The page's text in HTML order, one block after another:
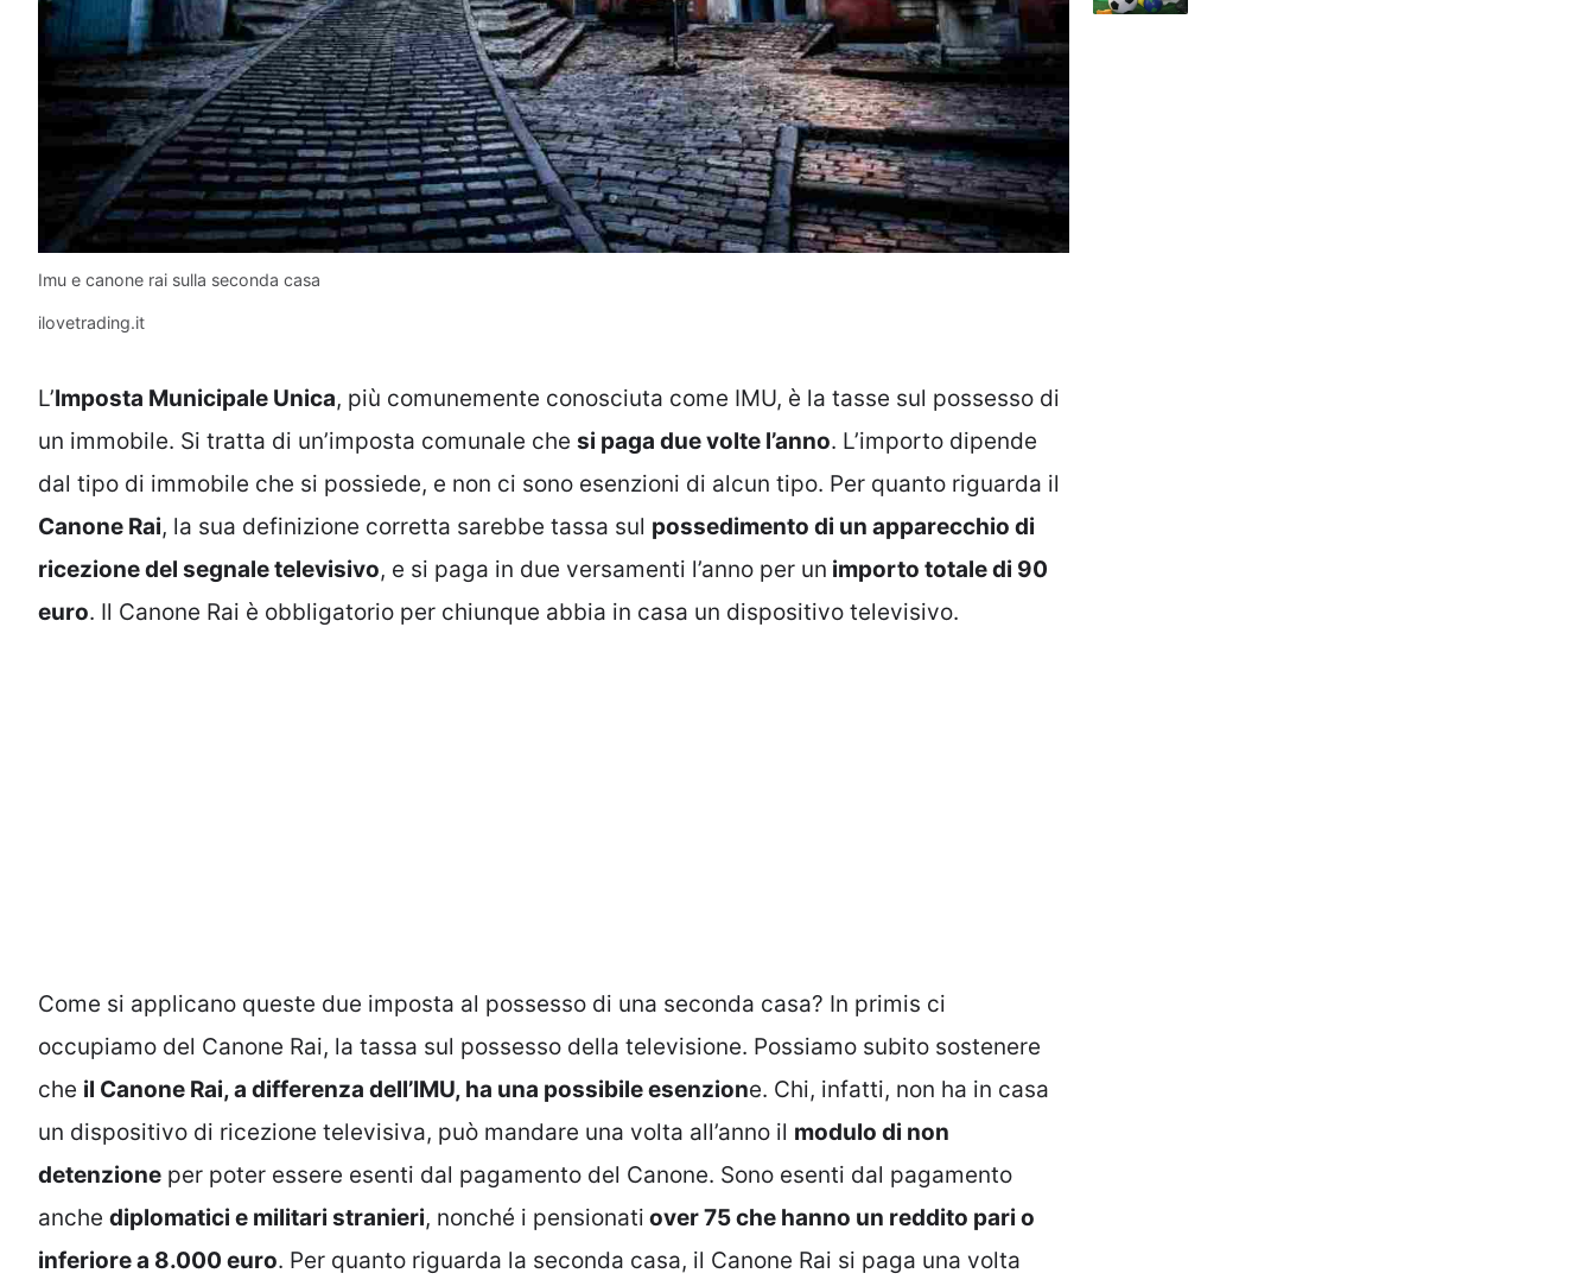
Imu e canone rai sulla seconda casa
ilovetrading.it
L’Imposta Municipale Unica, più comunemente conosciuta come IMU, è la tasse sul possesso di
un immobile. Si tratta di un’imposta comunale che si paga due volte l’anno. L’importo dipende
dal tipo di immobile che si possiede, e non ci sono esenzioni di alcun tipo. Per quanto riguarda il
Canone Rai, la sua definizione corretta sarebbe tassa sul possedimento di un apparecchio di
ricezione del segnale televisivo, e si paga in due versamenti l’anno per un importo totale di 90
euro. Il Canone Rai è obbligatorio per chiunque abbia in casa un dispositivo televisivo.
Come si applicano queste due imposta al possesso di una seconda casa? In primis ci
occupiamo del Canone Rai, la tassa sul possesso della televisione. Possiamo subito sostenere
che il Canone Rai, a differenza dell’IMU, ha una possibile esenzione. Chi, infatti, non ha in casa
un dispositivo di ricezione televisiva, può mandare una volta all’anno il modulo di non
detenzione per poter essere esenti dal pagamento del Canone. Sono esenti dal pagamento
anche diplomatici e militari stranieri, nonché i pensionati over 75 che hanno un reddito pari o
inferiore a 8.000 euro. Per quanto riguarda la seconda casa, il Canone Rai si paga una volta